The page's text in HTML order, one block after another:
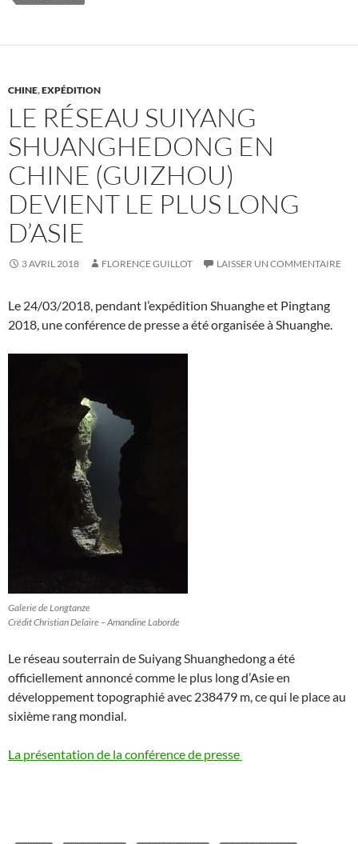
CHINE,EXPÉDITION
LE RÉSEAU SUIYANG
SHUANGHEDONG EN
CHINE (GUIZHOU)
DEVIENT LE PLUS LONG
D’ASIE
3 AVRIL 2018 FLORENCE GUILLOT LAISSER UN COMMENTAIRE
Le 24/03/2018, pendant l’expédition Shuanghe et Pingtang
2018, une conférence de presse a été organisée à Shuanghe.
Galerie de Longtanze
Crédit Christian Delaire – Amandine Laborde
Le réseau souterrain de Suiyang Shuanghedong a été
officiellement annoncé comme le plus long d’Asie en
développement topographié avec 238479 m, ce qui le place au
sixième rang mondial.
La présentation de la conférence de presse